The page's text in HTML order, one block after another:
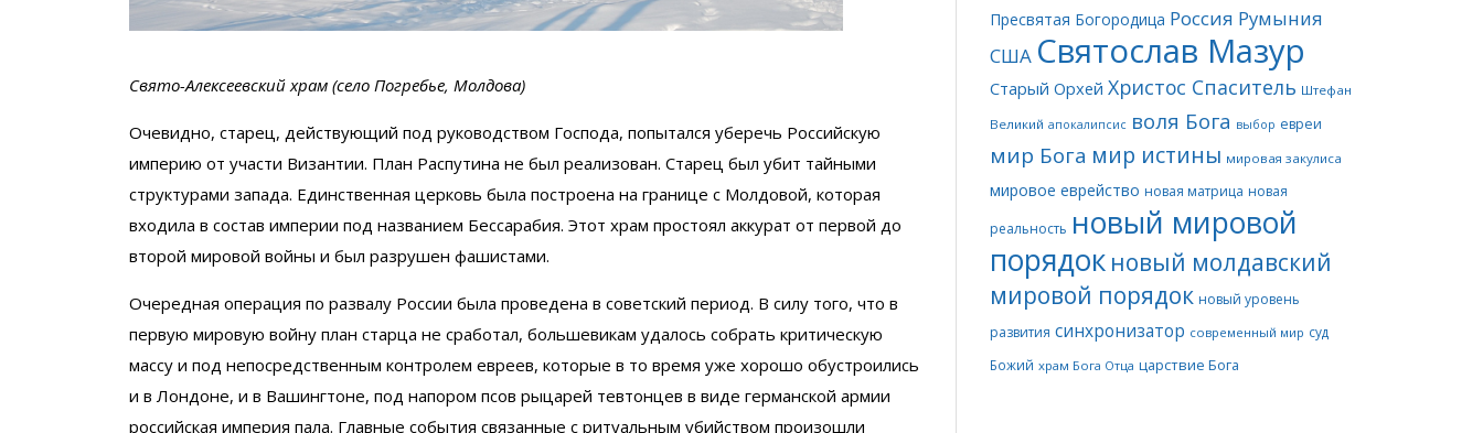
Свято-Алексеевский храм (село Погребье, Молдова)
Очевидно, старец, действующий под руководством Господа, попытался уберечь Российскую
империю от участи Византии. План Распутина не был реализован. Старец был убит тайными
структурами запада. Единственная церковь была построена на границе с Молдовой, которая
входила в состав империи под названием Бессарабия. Этот храм простоял аккурат от первой до
второй мировой войны и был разрушен фашистами.
Очередная операция по развалу России была проведена в советский период. В силу того, что в
первую мировую войну план старца не сработал, большевикам удалось собрать критическую
массу и под непосредственным контролем евреев, которые в то время уже хорошо обустроились
и в Лондоне, и в Вашингтоне, под напором псов рыцарей тевтонцев в виде германской армии
российская империя пала. Главные события связанные с ритуальным убийством произошли
Пресвятая Богородица Россия Румыния
США Святослав Мазур
Старый Орхей Христос Спаситель Штефан
Великий апокалипсис воля Бога выбор евреи
мир Бога мир истины мировая закулиса
мировое еврейство новая матрица новая
реальность новый мировой
порядок новый молдавский
мировой порядок новый уровень
развития синхронизатор современный мир суд
Божий храм Бога Отца царствие Бога